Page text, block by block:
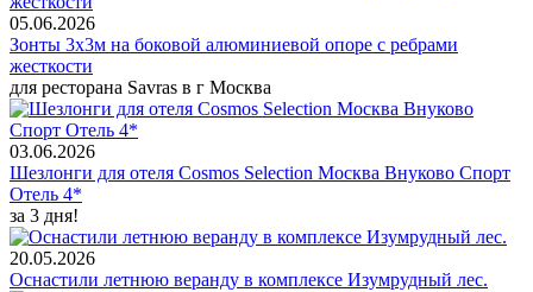
05.06.2026
Зонты 3х3м на боковой алюминиевой опоре с ребрами
жесткости
для ресторана Savras в г Москва
03.06.2026
Шезлонги для отеля Cosmos Selection Москва Внуково Спорт
Отель 4*
за 3 дня!
20.05.2026
Оснастили летнюю веранду в комплексе Изумрудный лес.